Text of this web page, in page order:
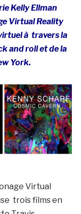
Kelly Ellman
Virtual Reality
à travers la
and roll et de la
York.
Virtual
trois films en